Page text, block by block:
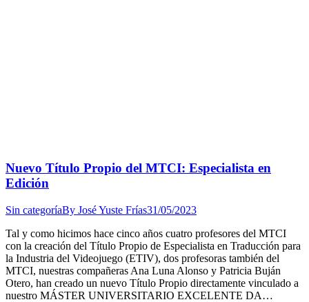
Nuevo Título Propio del MTCI: Especialista en
Edición
Sin categoríaBy José Yuste Frías31/05/2023
Tal y como hicimos hace cinco años cuatro profesores del MTCI
con la creación del Título Propio de Especialista en Traducción para
la Industria del Videojuego (ETIV), dos profesoras también del
MTCI, nuestras compañeras Ana Luna Alonso y Patricia Buján
Otero, han creado un nuevo Título Propio directamente vinculado a
nuestro MÁSTER UNIVERSITARIO EXCELENTE DA…